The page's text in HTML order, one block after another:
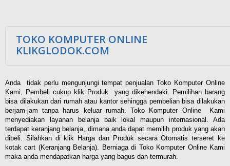
TOKO KOMPUTER ONLINE
KLIKGLODOK.COM
Anda tidak perlu mengunjungi tempat penjualan Toko Komputer Online
Kami, Pembeli cukup klik Produk yang dikehendaki. Pemilihan barang
bisa dilakukan dari rumah atau kantor sehingga pembelian bisa dilakukan
berjam-jam tanpa harus keluar rumah. Toko Komputer Online Kami
menyediakan layanan belanja baik lokal maupun internasional. Ada
terdapat keranjang belanja, dimana anda dapat memilih produk yang akan
dibeli. Silahkan di klik Harga dan Produk secara Otomatis terseret ke
kotak cart (Keranjang Belanja). Berniaga di Toko Komputer Online Kami
maka anda mendapatkan harga yang bagus dan termurah.